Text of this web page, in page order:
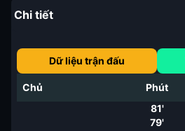
Chi tiết
Dữ liệu trận đấu
Chủ Phút
81'
79'